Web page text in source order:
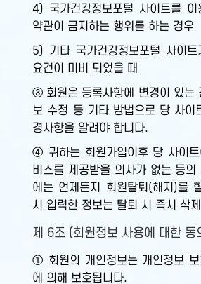
4) 국가건강정보포털 사이트를
약관이 금지하는 행위를 하는 경우
5) 기타 국가건강정보포털 사이
요건이 미비 되었을 때
③ 회원은 등록사항에 변경이 있는
보 수정 등 기타 방법으로 당 사이
경사항을 알려야 합니다.
④ 귀하는 회원가입이후 당 사이트
비스를 제공받을 의사가 없는 등
에는 언제든지 회원탈퇴(해지)를
시 입력한 정보는 탈퇴 시 즉시 삭
제 6조 (회원정보 사용에 대한 동
① 회원의 개인정보는 개인정보 보
에 의해 보호됩니다.